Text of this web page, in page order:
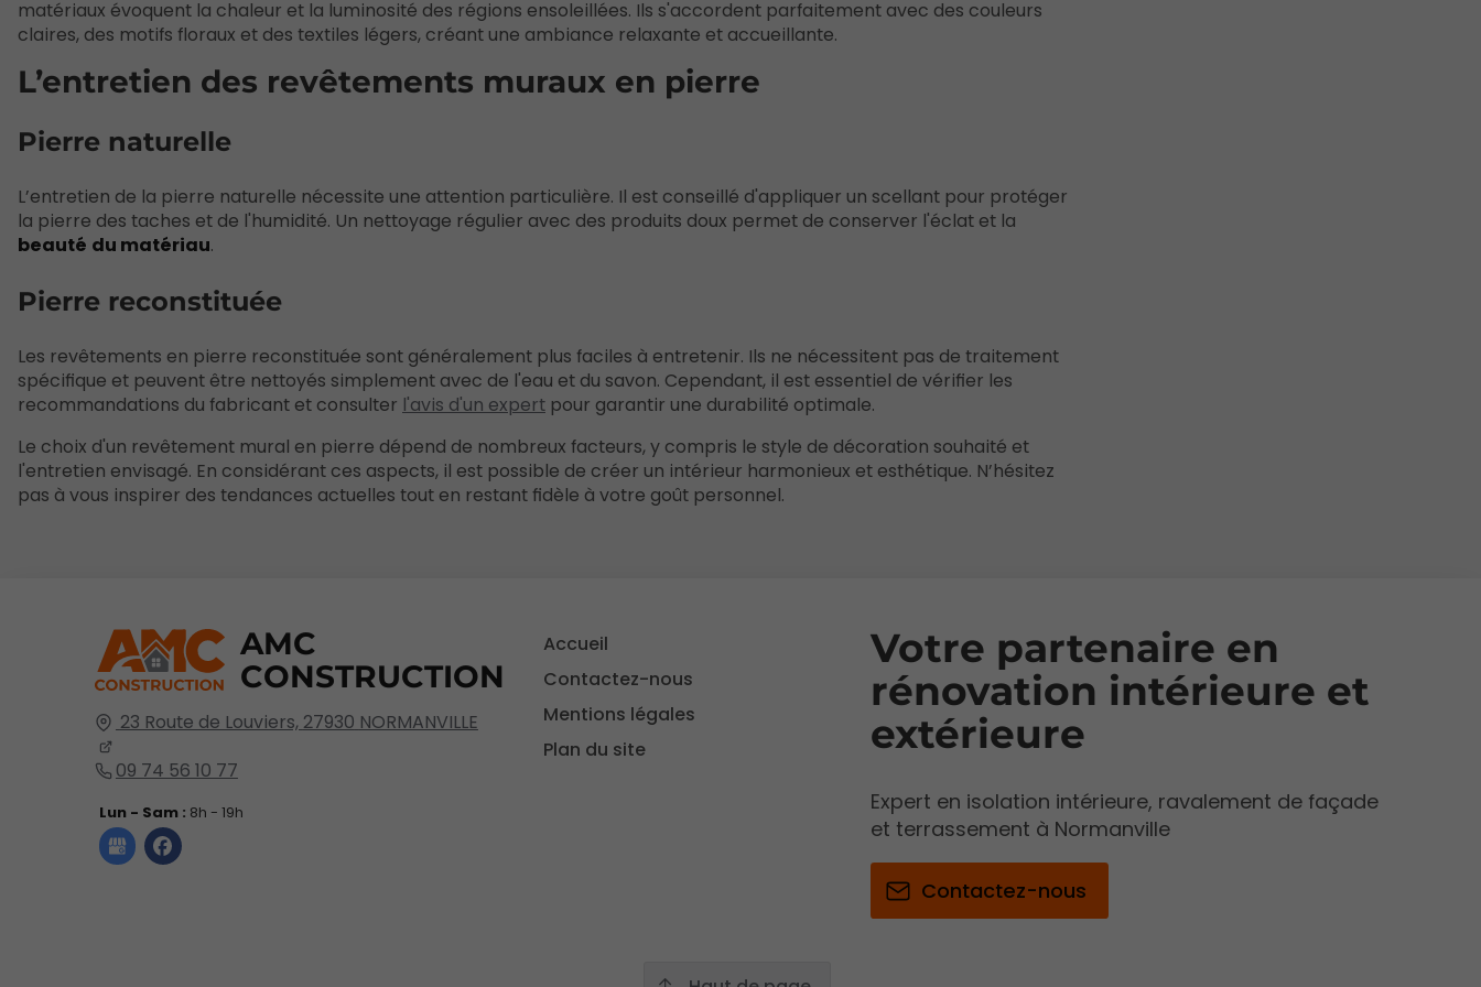
matériaux évoquent la chaleur et la luminosité des régions ensoleillées. Ils s'accordent parfaitement avec des couleurs
claires, des motifs floraux et des textiles légers, créant une ambiance relaxante et accueillante.
L’entretien des revêtements muraux en pierre
Pierre naturelle
L’entretien de la pierre naturelle nécessite une attention particulière. Il est conseillé d'appliquer un scellant pour protéger
la pierre des taches et de l'humidité. Un nettoyage régulier avec des produits doux permet de conserver l'éclat et la
beauté du matériau.
Pierre reconstituée
Les revêtements en pierre reconstituée sont généralement plus faciles à entretenir. Ils ne nécessitent pas de traitement
spécifique et peuvent être nettoyés simplement avec de l'eau et du savon. Cependant, il est essentiel de vérifier les
recommandations du fabricant et consulter l'avis d'un expert pour garantir une durabilité optimale.
Le choix d'un revêtement mural en pierre dépend de nombreux facteurs, y compris le style de décoration souhaité et
l'entretien envisagé. En considérant ces aspects, il est possible de créer un intérieur harmonieux et esthétique. N’hésitez
pas à vous inspirer des tendances actuelles tout en restant fidèle à votre goût personnel.
AMC
CONSTRUCTION
23 Route de Louviers, 27930 NORMANVILLE
09 74 56 10 77
Lun - Sam : 8h - 19h
Accueil
Contactez-nous
Mentions légales
Plan du site
Votre partenaire en
rénovation intérieure et
extérieure
Expert en isolation intérieure, ravalement de façade
et terrassement à Normanville
Contactez-nous